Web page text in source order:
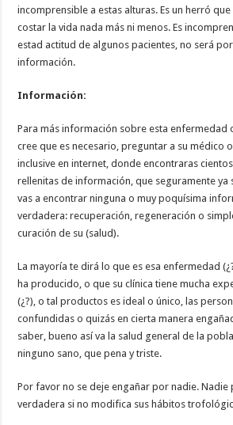
incomprensible a estas alturas. Es un herró
costar la vida nada más ni menos. Es
estad actitud de algunos pacientes, no será
información.
Información:
Para más información sobre esta enfermedad
cree que es necesario, preguntar a su médico
inclusive en internet, donde encontraras
rellenitas de información, que seguramente ya
vas a encontrar ninguna o muy poquísima
verdadera: recuperación, regeneración o
curación de su (salud).
La mayoría te dirá lo que es esa enfermedad
ha producido, o que su clínica tiene mucha
(¿?), o tal productos es ideal o único, las
confundidas o quizás en cierta manera
saber, bueno así va la salud general de la
ninguno sano, que pena y triste.
Por favor no se deje engañar por nadie. Nadie
verdadera si no modifica sus hábitos